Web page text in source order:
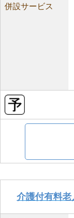
併設サービス
介護付有料老